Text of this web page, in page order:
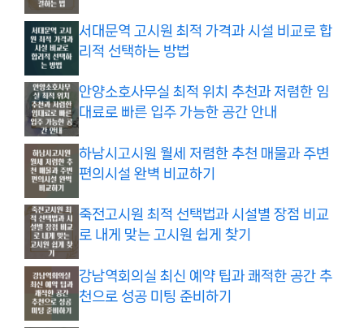
서대문역 고시원 최적 가격과 시설 비교로 합
리적 선택하는 방법
안양소호사무실 최적 위치 추천과 저렴한 임
대료로 빠른 입주 가능한 공간 안내
하남시고시원 월세 저렴한 추천 매물과 주변
편의시설 완벽 비교하기
죽전고시원 최적 선택법과 시설별 장점 비교
로 내게 맞는 고시원 쉽게 찾기
강남역회의실 최신 예약 팁과 쾌적한 공간 추
천으로 성공 미팅 준비하기